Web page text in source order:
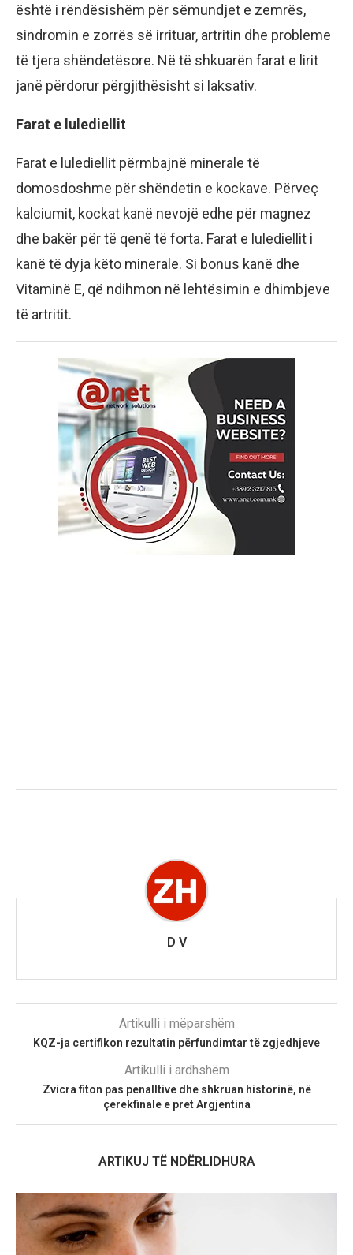
është i rëndësishëm për sëmundjet e zemrës,
sindromin e zorrës së irrituar, artritin dhe probleme
të tjera shëndetësore. Në të shkuarën farat e lirit
janë përdorur përgjithësisht si laksativ.
Farat e lulediellit
Farat e lulediellit përmbajnë minerale të
domosdoshme për shëndetin e kockave. Përveç
kalciumit, kockat kanë nevojë edhe për magnez
dhe bakër për të qenë të forta. Farat e lulediellit i
kanë të dyja këto minerale. Si bonus kanë dhe
Vitaminë E, që ndihmon në lehtësimin e dhimbjeve
të artritit.
D V
Artikulli i mëparshëm
KQZ-ja certifikon rezultatin përfundimtar të zgjedhjeve
Artikulli i ardhshëm
Zvicra fiton pas penalltive dhe shkruan historinë, në
çerekfinale e pret Argjentina
ARTIKUJ TË NDËRLIDHURA